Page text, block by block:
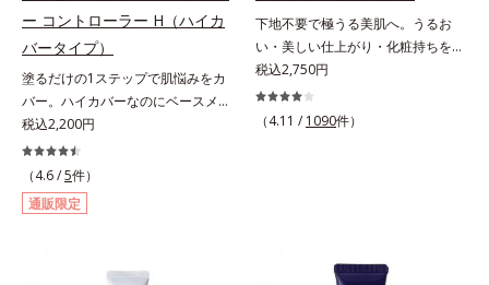
すことで、カバー粉体は薄く・均一
に凹凸へフィット。毛穴や色ムラを
カバーしながら自然な仕上がりを叶
えます。また、ファンデーションを
つけている間に保湿成分が肌へ浸透
(*2)するスキンコンディショニング
セラム設計(*3)を採用。肌に触れた
瞬間、保湿成分が浸透しうるおいを
与えます。キメを整え、磨かれたよ
うな透明感とツヤを生み出すこと
キンフィットカラー成分（酸化チタ
アのW効果で軽やかな美肌を印象づ
けます。紫外線吸収剤フリーなのに
高SPF値、さらにスキンプロテクト
複合成分(*3)が、ブルーライト、紫
外線、大気中の微粒子汚れなどの外
的ダメージから肌表面をガードしま
脂選択テカリ防止成分(*5)テカリの
ー コントローラー H（ハイカ
バータイプ）
塗るだけの1ステップで肌悩みをカ
バー。ハイカバーなのにベースメイ
クしていることがばれにくく、肌印
象をあげる。オルビスの肌研究の知
見から、男性の肌色の特長をとら
え、男性の肌だからこそなじむよう
に設計した、自然な仕上がりとカバ
税込2,200円
（4.6 /5件）
通販限定
下地不要で極うる美肌へ。うるお
い・美しい仕上がり・化粧持ちを実
現。美容液製法の極上BBクリー
ム。ファンデーションに美容成分を
加える一般的な製法ではなく、美容
化粧下地・ファンデーション・コン
税込2,750円
（4.11 / 1090件）